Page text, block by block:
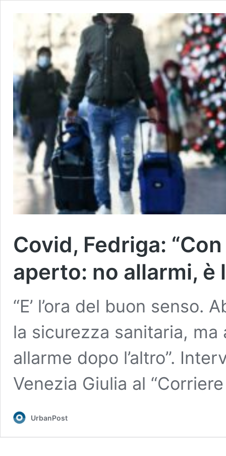
Covid, Fedriga:
aperto: no allarmi, è
“E’ l’ora del buon senso.
la sicurezza sanitaria,
allarme dopo l’altro”.
Venezia Giulia al
UrbanPost